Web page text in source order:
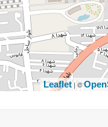
Leaflet| ©